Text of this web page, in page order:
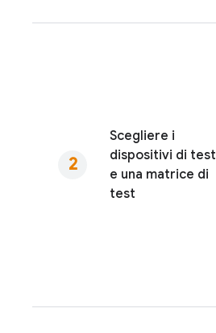
Scegliere i
dispositivi di test
e una matrice di
test